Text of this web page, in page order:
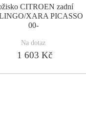
CITROEN zadní
XARA PICASSO
00-
Na dotaz
1 603 Kč